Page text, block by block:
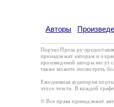
Авторы
Портал Проза.ру
принадлежат авторам и
произведений авторы несут
также можете посмотреть
Ежедневная аудитория
этого текста. В каждой
© Все права принадлежат